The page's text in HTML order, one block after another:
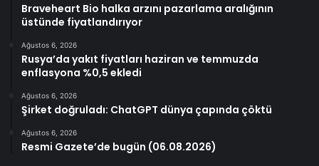
Braveheart Bio halka arzını pazarlama aralığının
üstünde fiyatlandırıyor
Ağustos 6, 2026
Rusya’da yakıt fiyatları haziran ve temmuzda
enflasyona %0,5 ekledi
Ağustos 6, 2026
Şirket doğruladı: ChatGPT dünya çapında çöktü
Ağustos 6, 2026
Resmi Gazete’de bugün (06.08.2026)